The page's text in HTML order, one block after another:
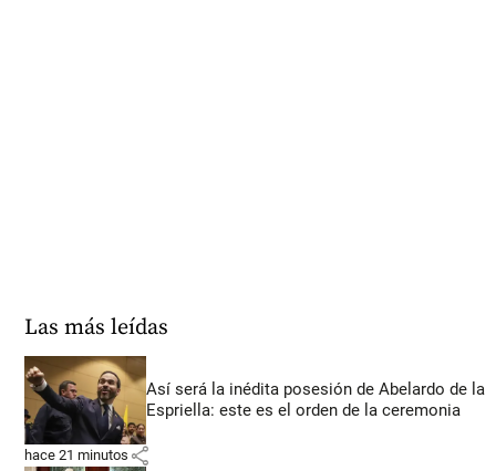
Las más leídas
Así será la inédita posesión de Abelardo de la
Espriella: este es el orden de la ceremonia
hace 21 minutos share